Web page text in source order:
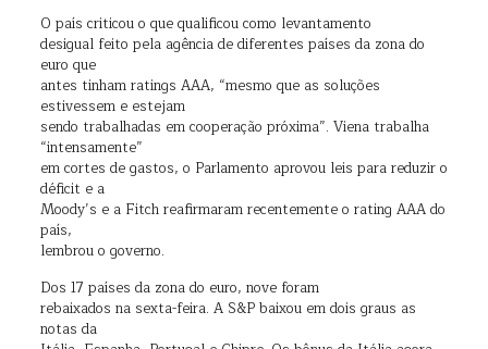
O país criticou o que qualificou como levantamento
desigual feito pela agência de diferentes países da zona do
euro que
antes tinham ratings AAA, “mesmo que as soluções
estivessem e estejam
sendo trabalhadas em cooperação próxima”. Viena trabalha
“intensamente”
em cortes de gastos, o Parlamento aprovou leis para reduzir o
déficit e a
Moody’s e a Fitch reafirmaram recentemente o rating AAA do
país,
lembrou o governo.
Dos 17 países da zona do euro, nove foram
rebaixados na sexta-feira. A S&P baixou em dois graus as
notas da